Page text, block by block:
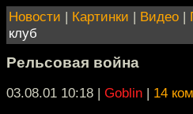
Новости | Картинки | Видео |
клуб
Рельсовая война
03.08.01 10:18 | Goblin | 14